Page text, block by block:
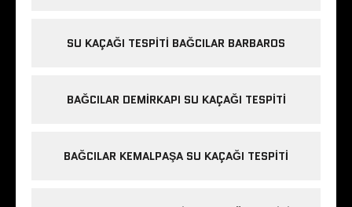
SU KAÇAĞI TESPITI BAĞCILAR BARBAROS
BAĞCILAR DEMIRKAPI SU KAÇAĞI TESPITI
BAĞCILAR KEMALPAŞA SU KAÇAĞI TESPITI